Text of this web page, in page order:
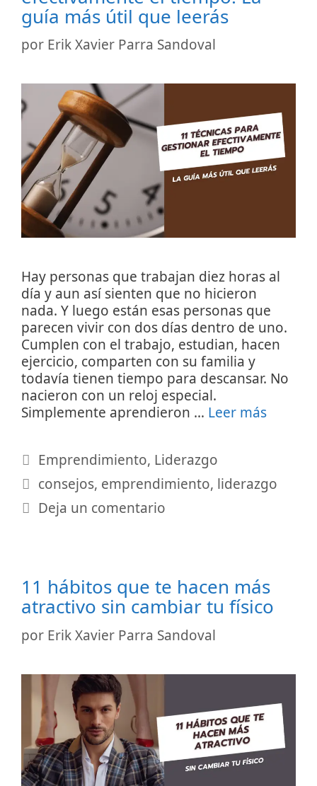
guía más útil que leerás
por Erik Xavier Parra Sandoval
Hay personas que trabajan diez horas al
día y aun así sienten que no hicieron
nada. Y luego están esas personas que
parecen vivir con dos días dentro de uno.
Cumplen con el trabajo, estudian, hacen
ejercicio, comparten con su familia y
todavía tienen tiempo para descansar. No
nacieron con un reloj especial.
Simplemente aprendieron … Leer más
Categorías
Emprendimiento, Liderazgo
Etiquetas
consejos, emprendimiento, liderazgo
Deja un comentario
11 hábitos que te hacen más
atractivo sin cambiar tu físico
por Erik Xavier Parra Sandoval